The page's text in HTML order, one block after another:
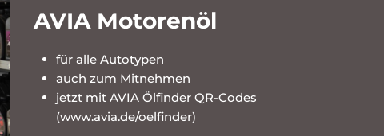
AVIA Motorenöl
für alle Autotypen
auch zum Mitnehmen
jetzt mit AVIA Ölfinder QR-Codes
(www.avia.de/oelfinder)